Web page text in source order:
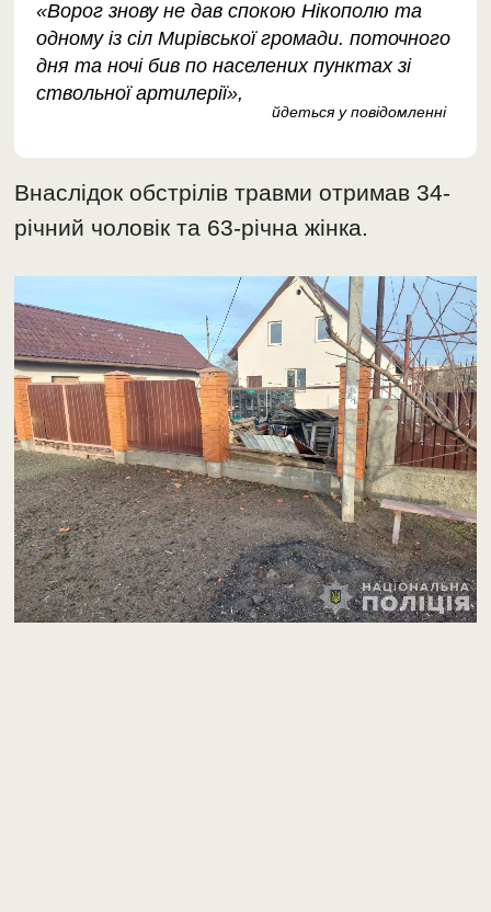
«Ворог знову не дав спокою Нікополю та
одному із сіл Мирівської громади. поточного
дня та ночі бив по населених пунктах зі
ствольної артилерії»,
йдеться у повідомленні
Внаслідок обстрілів травми отримав 34-
річний чоловік та 63-річна жінка.